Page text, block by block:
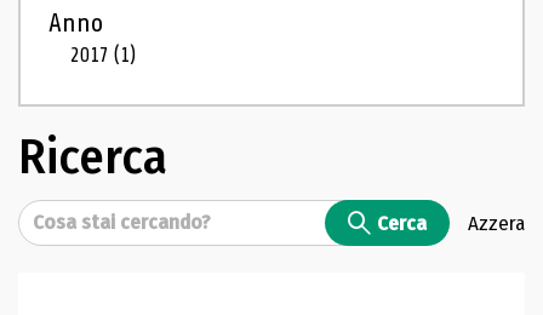
Anno
2017(1)
Ricerca
Cerca Cerca Azzera